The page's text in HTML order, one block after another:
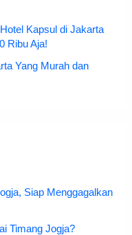
Kapsul di Jakarta
Ribu Aja!
Yang Murah dan
Siap Menggagalkan
Timang Jogja?